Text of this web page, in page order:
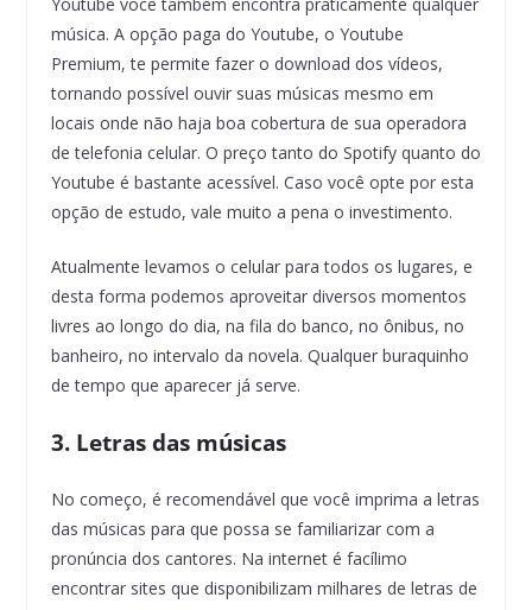
Youtube você também encontra praticamente qualquer
música. A opção paga do Youtube, o Youtube
Premium, te permite fazer o download dos vídeos,
tornando possível ouvir suas músicas mesmo em
locais onde não haja boa cobertura de sua operadora
de telefonia celular. O preço tanto do Spotify quanto do
Youtube é bastante acessível. Caso você opte por esta
opção de estudo, vale muito a pena o investimento.
Atualmente levamos o celular para todos os lugares, e
desta forma podemos aproveitar diversos momentos
livres ao longo do dia, na fila do banco, no ônibus, no
banheiro, no intervalo da novela. Qualquer buraquinho
de tempo que aparecer já serve.
3. Letras das músicas
No começo, é recomendável que você imprima a letras
das músicas para que possa se familiarizar com a
pronúncia dos cantores. Na internet é facílimo
encontrar sites que disponibilizam milhares de letras de